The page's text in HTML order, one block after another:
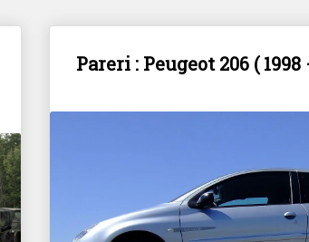
Pareri : Peugeot 206 ( 1998